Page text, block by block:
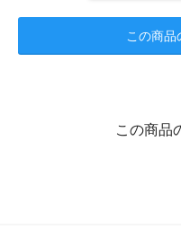
この商品
この商品